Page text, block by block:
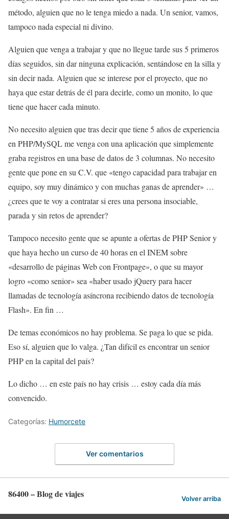
método, alguien que no le tenga miedo a nada. Un senior, vamos,
tampoco nada especial ni divino.
Alguien que venga a trabajar y que no llegue tarde sus 5 primeros
días seguidos, sin dar ninguna explicación, sentándose en la silla y
sin decir nada. Alguien que se interese por el proyecto, que no
haya que estar detrás de él para decirle, como un monito, lo que
tiene que hacer cada minuto.
No necesito alguien que tras decir que tiene 5 años de experiencia
en PHP/MySQL me venga con una aplicación que simplemente
graba registros en una base de datos de 3 columnas. No necesito
gente que pone en su C.V. que «tengo capacidad para trabajar en
equipo, soy muy dinámico y con muchas ganas de aprender» …
¿crees que te voy a contratar si eres una persona insociable,
parada y sin retos de aprender?
Tampoco necesito gente que se apunte a ofertas de PHP Senior y
que haya hecho un curso de 40 horas en el INEM sobre
«desarrollo de páginas Web con Frontpage», o que su mayor
logro «como senior» sea «haber usado jQuery para hacer
llamadas de tecnología asíncrona recibiendo datos de tecnología
Flash». En fin …
De temas económicos no hay problema. Se paga lo que se pida.
Eso sí, alguien que lo valga. ¿Tan difícil es encontrar un senior
PHP en la capital del país?
Lo dicho … en este país no hay crisis … estoy cada día más
convencido.
Categorías: Humorcete
Ver comentarios
86400 – Blog de viajes Volver arriba